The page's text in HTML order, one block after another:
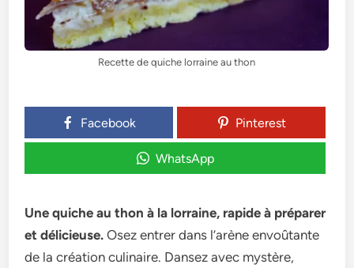
Recette de quiche lorraine au thon
Facebook Pinterest
WhatsApp
Une quiche au thon à la lorraine, rapide à préparer
et délicieuse. Osez entrer dans l’arène envoûtante
de la création culinaire. Dansez avec mystère,